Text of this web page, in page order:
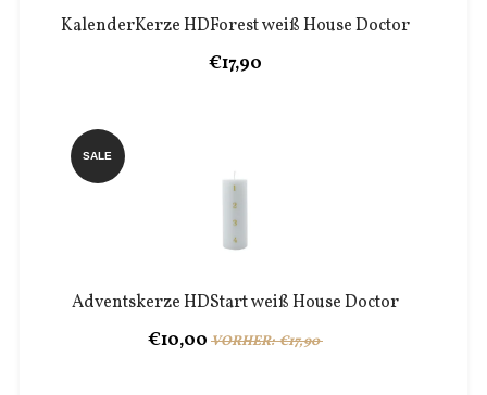
KalenderKerze HDForest weiß House Doctor
€17,90
Adventskerze HDStart weiß House Doctor
SALE
€10,00 VORHER: €17,90